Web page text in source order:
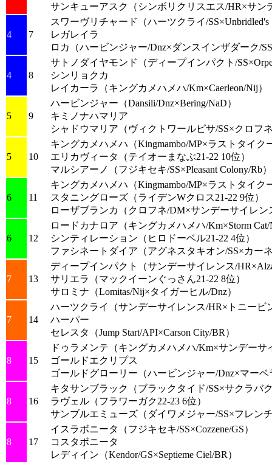
サンキューアスク
（シンボリクリスエス/HR×サ
4 7
スワーヴリチャード
（ハーツクライ/
レガレイラ
ロカ
（ハービンジャー/Dnz×ダンスインザダーク/
4 8
サトノダイヤモンド
（ディープインパクト/
シンリョクカ
レイカーラ
（キングカメハメハ/Km×Caerleon/Nij）
5 9
ハービンジャー （Dansili/Dnz×Bering/NaD）
キミノナハマリア
シャドウマリア （ヴィクトワールピサ/SS×クロフ
5 10
キングカメハメハ （Kingmambo/MP×ラストタイク
エリカヴィータ
（テイオーまなぶ21-22 10位）
マルシアーノ
（フジキセキ/SS×Pleasant Colony/Rb）
6 11
キングカメハメハ （Kingmambo/MP×ラストタイク
スタニングローズ （ライデンWクロス21-22 9位）
ローザブランカ
（クロフネ/DM×サンデーサイレン
6 12
ロードカナロア （キングカメハメハ/Km×Storm
シンティレーション （ヒロドーベル21-22 4位）
ファシネートダイア （アグネスタキオン/SS×カー
7 13
ディープインパクト
（サンデーサイレンス/
サリエラ
（マックイーンぐっさん21-22 8位）
サロミナ （Lomitas/Nij×タイガーヒル/Dnz）
7 14
ハーツクライ
（サンデーサイレンス/HR×トニービ
ハーパー
セレスタ
（Jump Start/API×Carson City/BR）
8 15
ドゥラメンテ （キングカメハメハ/Km×サンデーサ
ゴールドエクリプス
ゴールドグローリー （ハービンジャー/Dnz×マー
8 16
キタサンブラック
（ブラックタイド/SS×サクラバ
ラヴェル （フラワーガク22-23 6位）
サンブルエミューズ （ダイワメジャー/SS×フレン
8 17
イスラボニータ
（フジキセキ/SS×Cozzene/GS）
コスタボニータ
レディイン （Kendor/GS×Septieme Ciel/BR）